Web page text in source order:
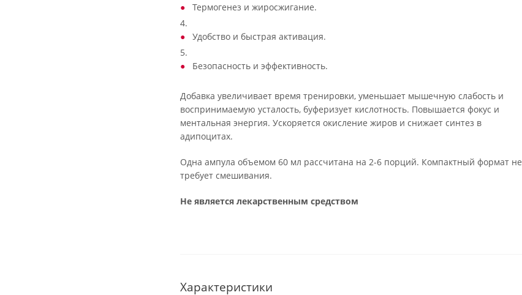
Термогенез и жиросжигание.
4.
Удобство и быстрая активация.
5.
Безопасность и эффективность.
Добавка увеличивает время тренировки, уменьшает мышечную слабость и
воспринимаемую усталость, буферизует кислотность. Повышается фокус и
ментальная энергия. Ускоряется окисление жиров и снижает синтез в
адипоцитах.
Одна ампула объемом 60 мл рассчитана на 2-6 порций. Компактный формат не
требует смешивания.
Не является лекарственным средством
Характеристики